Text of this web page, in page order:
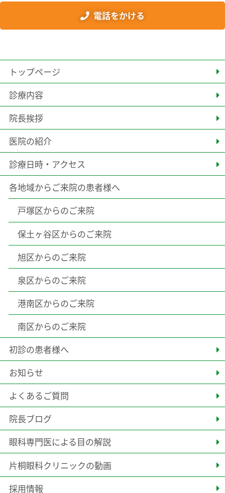
電話をかける
トップページ
診療内容
院長挨拶
医院の紹介
診療日時・アクセス
各地域からご来院の患者様へ
戸塚区からのご来院
保土ヶ谷区からのご来院
旭区からのご来院
泉区からのご来院
港南区からのご来院
南区からのご来院
初診の患者様へ
お知らせ
よくあるご質問
院長ブログ
眼科専門医による目の解説
片桐眼科クリニックの動画
採用情報